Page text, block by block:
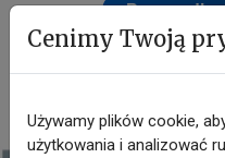
Pomoc dla
Cenimy Twoją
Używamy plików cookie,
użytkowania i analizować